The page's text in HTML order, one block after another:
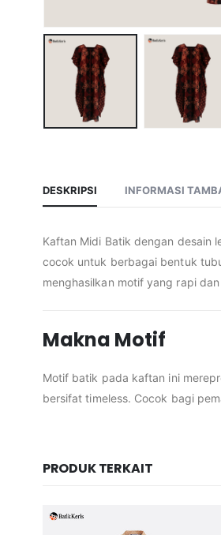
DESKRIPSI INFORMASI
Kaftan Midi Batik dengan desain
cocok untuk berbagai bentuk
menghasilkan motif yang rapi
Makna Motif
Motif batik pada kaftan ini
bersifat timeless. Cocok bagi
PRODUK TERKAIT